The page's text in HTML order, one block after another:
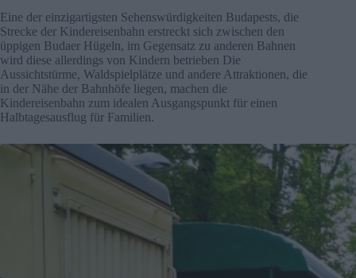
Eine der einzigartigsten Sehenswürdigkeiten Budapests, die
Strecke der Kindereisenbahn erstreckt sich zwischen den
üppigen Budaer Hügeln, im Gegensatz zu anderen Bahnen
wird diese allerdings von Kindern betrieben Die
Aussichtstürme, Waldspielplätze und andere Attraktionen, die
in der Nähe der Bahnhöfe liegen, machen die
Kindereisenbahn zum idealen Ausgangspunkt für einen
Halbtagesausflug für Familien.